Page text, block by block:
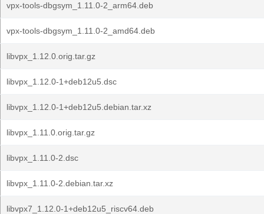
vpx-tools-dbgsym_1.11.0-2_arm64.deb
vpx-tools-dbgsym_1.11.0-2_amd64.deb
libvpx_1.12.0.orig.tar.gz
libvpx_1.12.0-1+deb12u5.dsc
libvpx_1.12.0-1+deb12u5.debian.tar.xz
libvpx_1.11.0.orig.tar.gz
libvpx_1.11.0-2.dsc
libvpx_1.11.0-2.debian.tar.xz
libvpx7_1.12.0-1+deb12u5_riscv64.deb